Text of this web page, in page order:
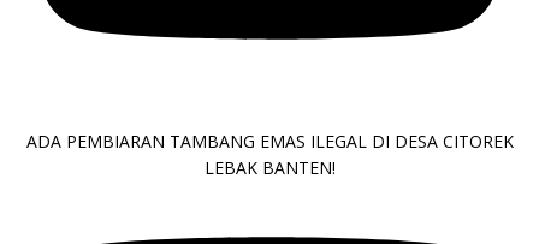
ADA PEMBIARAN TAMBANG EMAS ILEGAL DI DESA CITOREK
LEBAK BANTEN!